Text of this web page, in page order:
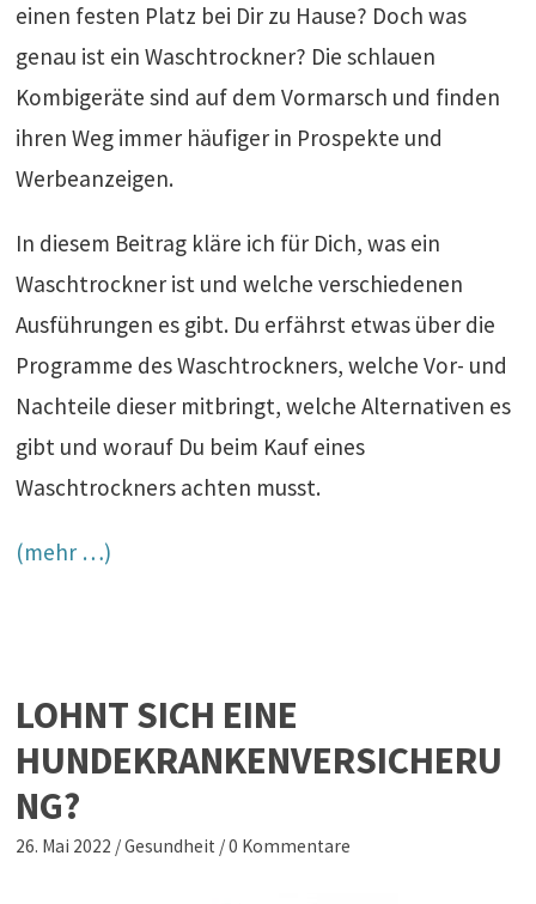
einen festen Platz bei Dir zu Hause? Doch was
genau ist ein Waschtrockner? Die schlauen
Kombigeräte sind auf dem Vormarsch und finden
ihren Weg immer häufiger in Prospekte und
Werbeanzeigen.
In diesem Beitrag kläre ich für Dich, was ein
Waschtrockner ist und welche verschiedenen
Ausführungen es gibt. Du erfährst etwas über die
Programme des Waschtrockners, welche Vor- und
Nachteile dieser mitbringt, welche Alternativen es
gibt und worauf Du beim Kauf eines
Waschtrockners achten musst.
(mehr …)
LOHNT SICH EINE
HUNDEKRANKENVERSICHERU
NG?
26. Mai 2022 /Gesundheit /0 Kommentare